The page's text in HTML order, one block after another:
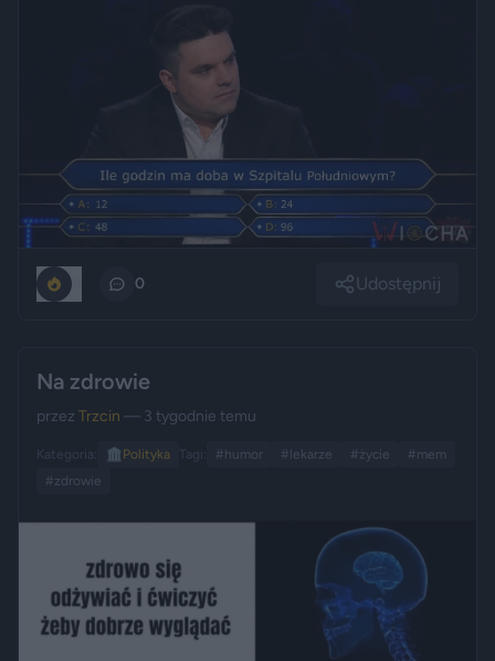
0 Udostępnij
Na zdrowie
przez Trzcin — 3 tygodnie temu
Kategoria: 🏛️ Polityka Tagi: #humor #lekarze #życie
#mem
#zdrowie